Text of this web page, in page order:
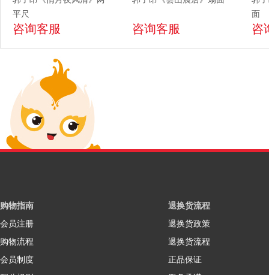
平尺
咨询客服 咨询客服
面
咨
购物指南
会员注册
购物流程
会员制度
退换货流程
退换货政策
退换货流程
正品保证